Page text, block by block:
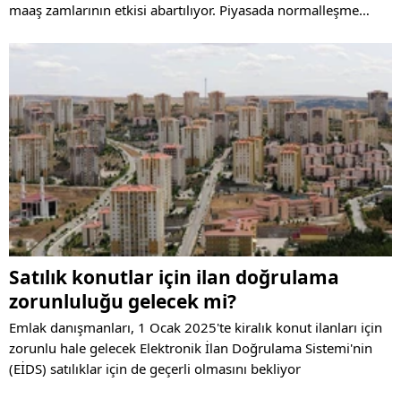
maaş zamlarının etkisi abartılıyor. Piyasada normalleşme
düzenlemeleriyle daha şeffaf bir süreç bekleniyor. İşte
Satılık konutlar için ilan doğrulama
zorunluluğu gelecek mi?
Emlak danışmanları, 1 Ocak 2025'te kiralık konut ilanları için
zorunlu hale gelecek Elektronik İlan Doğrulama Sistemi'nin
(EİDS) satılıklar için de geçerli olmasını bekliyor